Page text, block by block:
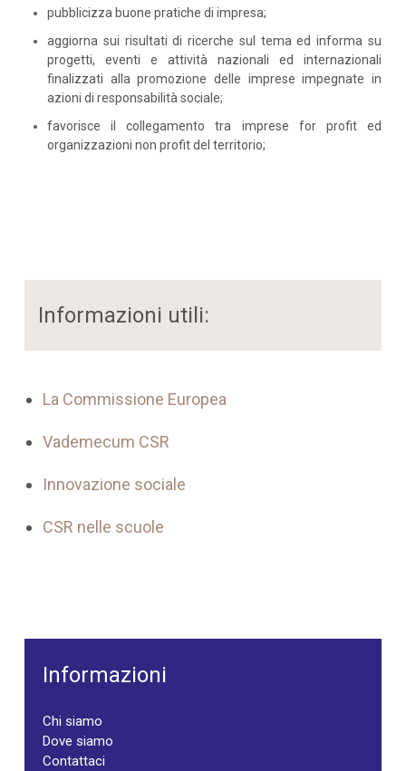
pubblicizza buone pratiche di impresa;
aggiorna sui risultati di ricerche sul tema ed informa su
progetti, eventi e attività nazionali ed internazionali
finalizzati alla promozione delle imprese impegnate in
azioni di responsabilità sociale;
favorisce il collegamento tra imprese for profit ed
organizzazioni non profit del territorio;
Informazioni utili:
La Commissione Europea
Vademecum CSR
Innovazione sociale
CSR nelle scuole
Informazioni
Chi siamo
Dove siamo
Contattaci